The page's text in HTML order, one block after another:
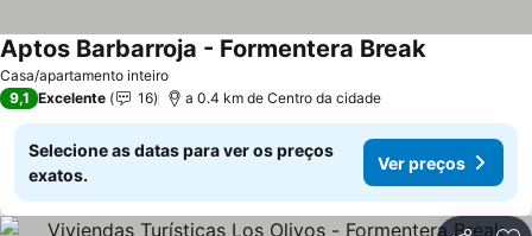
Casa/apartamento inteiro
Aptos Barbarroja - Formentera BreakVer preços
9,1 Excelente 16 a 0.4 km de Centro da cidade
Selecione as datas para ver os preços
exatos.
Ver preços